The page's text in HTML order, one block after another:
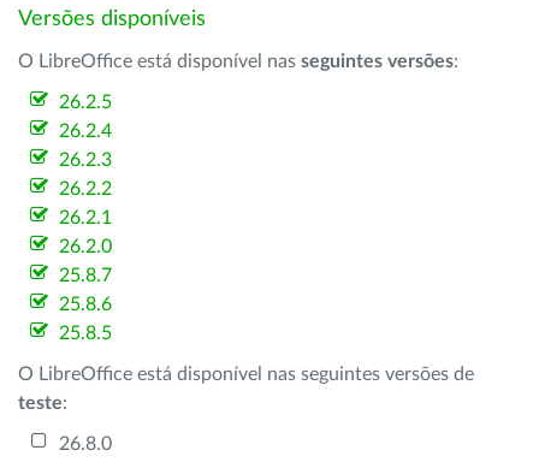
Versões disponíveis
O LibreOffice está disponível nas seguintes versões:
26.2.5
26.2.4
26.2.3
26.2.2
26.2.1
26.2.0
25.8.7
25.8.6
25.8.5
O LibreOffice está disponível nas seguintes versões de
teste:
26.8.0